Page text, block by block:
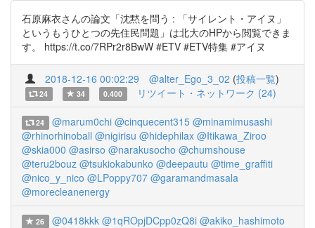
石原麻衣さんの論文「沈黙を問う : 「サイレント・アイヌ」
というもうひとつの先住民問題」は北大のHPから閲覧できま
す。 https://t.co/7RPr2r8BwW #ETV #ETV特集 #アイヌ
2018-12-16 00:02:29 @alter_Ego_3_02 (投稿一覧)
24 34 0.400 リツイート・ネットワーク (24)
24 @marum0chi @cinquecent315 @minamimusashi
@rhinorhinoball @nigirisu @hidephilax @Itikawa_Ziroo
@skia000 @asirso @narakusocho @chumshouse
@teru2bouz @tsukiokabunko @deepautu @time_graffiti
@nico_y_nico @LPoppy707 @garamandmasala
@morecleanenergy
26 @0418kkk @1qROpjDCpp0zQ8i @akiko_hashimoto